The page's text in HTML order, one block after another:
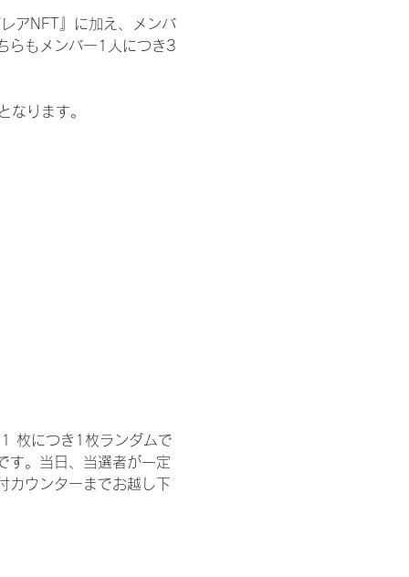
アNFT』に加え、メンバ
らもメンバー1人につき3
なります。
枚につき1枚ランダムで
す。当日、当選者が一定
カウンターまでお越し下